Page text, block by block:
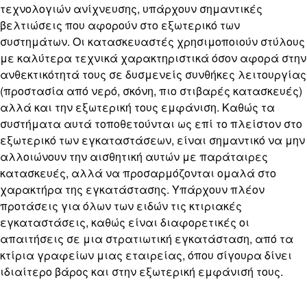
τεχνολογιών ανίχνευσης, υπάρχουν σημαντικές
βελτιώσεις που αφορούν στο εξωτερικό των
συστημάτων. Οι κατασκευαστές χρησιμοποιούν στύλους
με καλύτερα τεχνικά χαρακτηριστικά όσον αφορά στην
ανθεκτικότητά τους σε δυσμενείς συνθήκες λειτουργίας
(προστασία από νερό, σκόνη, πιο στιβαρές κατασκευές)
αλλά και την εξωτερική τους εμφάνιση. Καθώς τα
συστήματα αυτά τοποθετούνται ως επί το πλείστον στο
εξωτερικό των εγκαταστάσεων, είναι σημαντικό να μην
αλλοιώνουν την αισθητική αυτών με παράταιρες
κατασκευές, αλλά να προσαρμόζονται ομαλά στο
χαρακτήρα της εγκατάστασης. Υπάρχουν πλέον
προτάσεις για όλων των ειδών τις κτιριακές
εγκαταστάσεις, καθώς είναι διαφορετικές οι
απαιτήσεις σε μια στρατιωτική εγκατάσταση, από τα
κτίρια γραφείων μιας εταιρείας, όπου σίγουρα δίνει
ιδιαίτερο βάρος και στην εξωτερική εμφάνισή τους.